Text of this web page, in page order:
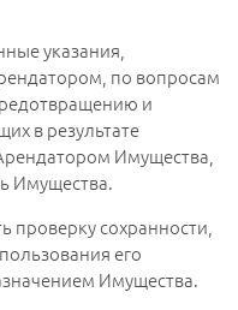
указания,
по вопросам
и
в результате
Имущества,
Имущества.
проверку сохранности,
его
Имущества.